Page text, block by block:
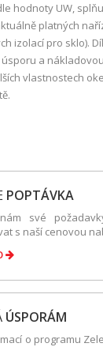
hodnoty UW,
platných
izolací pro sklo).
a
vlastnostech
POPTÁVKA
své
s naší cenovou
ÚSPORÁM
o programu